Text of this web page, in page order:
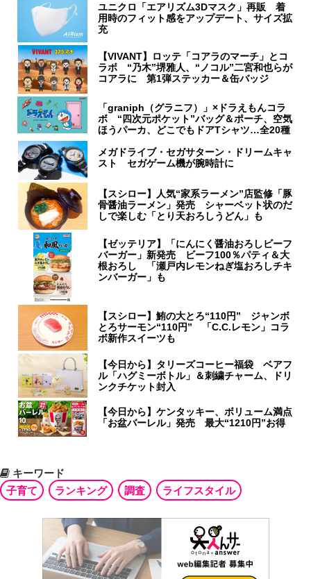
ユニクロ「エアリズム3Dマスク」再販 着
用時のフィット感をアップデート、サイズ拡
充
【VIVANT】ロッテ「コアラのマーチ」とコ
ラボ “乃木”堺雅人、“ノコル”二宮和也らが
コアラに 第1弾ステッカー＆缶バッジ
「graniph（グラニフ）」×ドラえもんコラ
ボ “四次元ポケット”バッグ＆ポーチ、空気
ほうパーカ、どこでもドアTシャツ…全20種
メガドライブ・セガサターン・ドリームキャ
スト セガゲーム機が腕時計に
【スシロー】人気“家系ラーメン”店監修「豚
骨醤油ラーメン」発売 シャーベット状のだ
しで楽しむ「とり天おろしうどん」も
【ゼッテリア】「にんにく醤油おろしビーフ
バーガー」新発売 ビーフ100％パティ＆大
根おろし 「瀬戸内レモンねぎ塩おろしチキ
ンバーガー」も
【スシロー】鮪の大とろ“110円” ジャンボ
とろサーモン“110円” 「C.C.レモン」コラ
ボ新作スイーツも
【今日から】タリーズコーヒー福袋 ベアフ
ル「ハグミーボトル」＆刺繍チャーム、ドリ
ンクチケット封入
【今日から】ケンタッキー、ボリューム満点
「お盆バーレル」発売 最大“1210円”お得
キーワード
子育て
ランキング 調査 ライフスタイル